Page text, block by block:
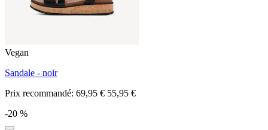
Vegan
Sandale - noir
Prix recommandé: 69,95 € 55,95 €
-20 %